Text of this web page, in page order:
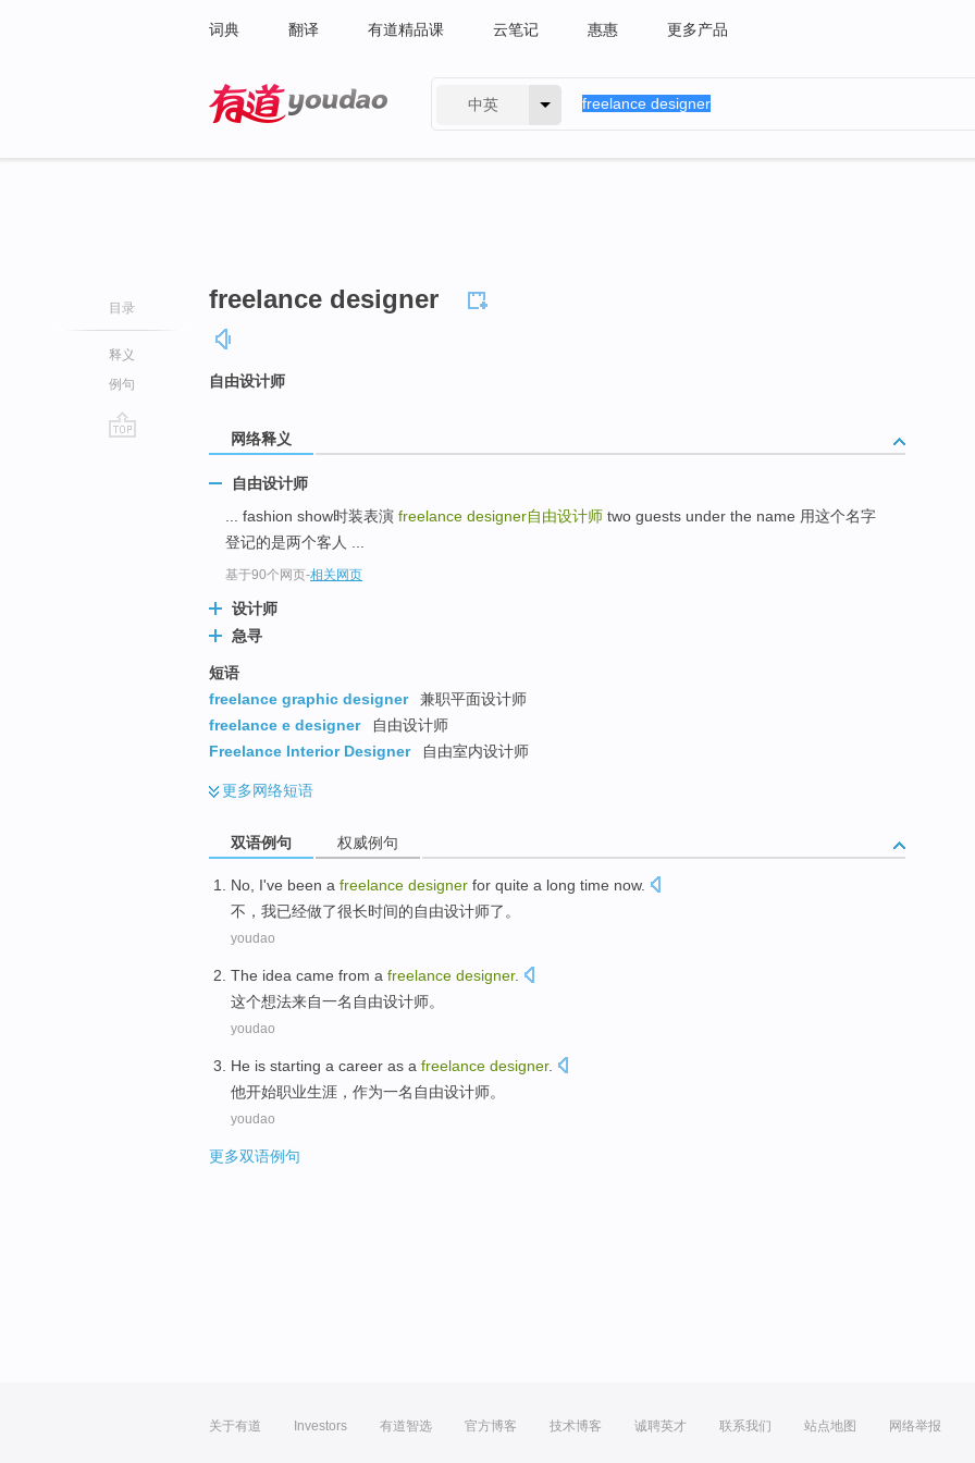
词典 翻译 有道精品课 云笔记 惠惠 更多产品
中英
目录
释义
例句
freelance designer
自由设计师
网络释义
自由设计师
... fashion show时装表演 freelance designer自由设计师 two guests under the name 用这个名字
登记的是两个客人 ...
基于90个网页-相关网页
设计师
急寻
短语
freelance graphic designer
兼职平面设计师
freelance e designer
自由设计师
Freelance Interior Designer
自由室内设计师
更多网络短语
双语例句 权威例句
No, I've been a freelance designer for quite a long time now.
不 ， 我已经做了很长时间的自由设计师了。
youdao
The idea came from a freelance designer.
这个想法来自一名自由设计师。
youdao
He is starting a career as a freelance designer.
他开始职业生涯， 作为一名自由设计师。
youdao
更多双语例句
关于有道 Investors 有道智选 官方博客 技术博客 诚聘英才 联系我们 站点地图 网络举报